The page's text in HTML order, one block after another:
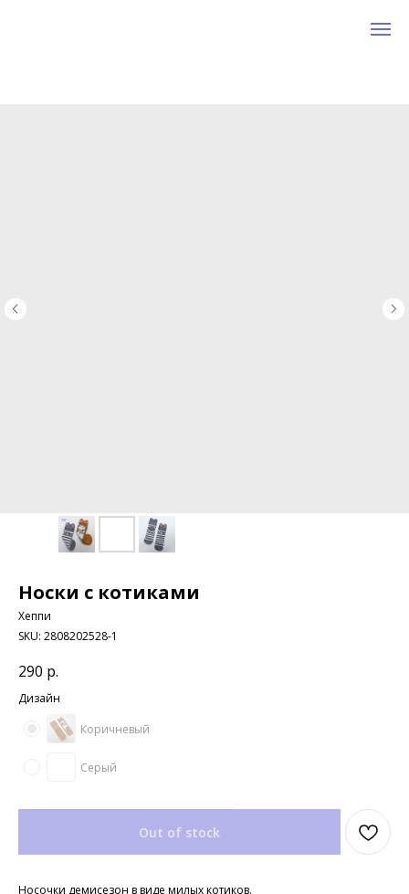
Носки с котиками
Хеппи
SKU: 2808202528-1
290 р.
Дизайн
Коричневый
Серый
Out of stock
Носочки демисезон в виде милых котиков.